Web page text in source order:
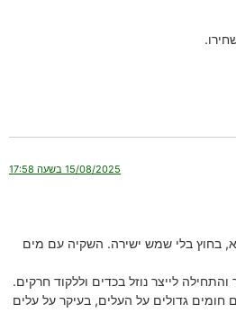
15/08/2025 בשעה 17:58
בחוץ בלי שמש ישירה. השקיה עם מים
לייצר נוזל בכדים וללקוד חרקים.
חומים גדולים על העלים, בעיקר על עלים